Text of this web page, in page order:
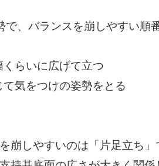
で、バランスを崩しやすい順
くらいに広げて立つ
て気をつけの姿勢をとる
崩しやすいのは「片足立ち